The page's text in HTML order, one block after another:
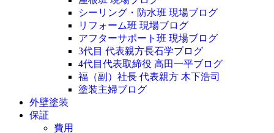
シーリング・防水班 現場ブログ
リフォーム班 現場ブログ
アフターサポート班 現場ブログ
3代目 代表親方長石学ブログ
4代目代表取締役 高田一平ブログ
福（副）社長 代表親方 木下浩司
塗装主婦ブログ
外壁塗装
保証
費用